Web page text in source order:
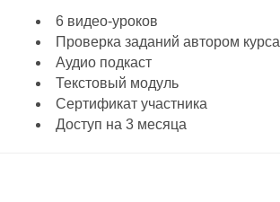
6 видео-уроков
Проверка заданий автором курса
Аудио подкаст
Текстовый модуль
Сертификат участника
Доступ на 3 месяца